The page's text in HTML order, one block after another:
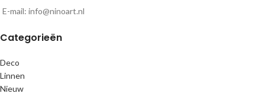
E-mail: info@ninoart.nl
Categorieën
Deco
Linnen
Nieuw